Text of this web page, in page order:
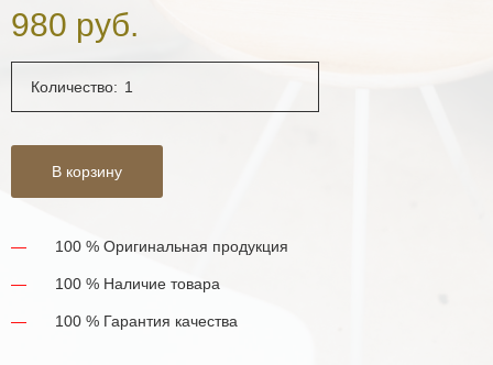
980 руб.
Количество:
В корзину
100 % Оригинальная продукция
100 % Наличие товара
100 % Гарантия качества